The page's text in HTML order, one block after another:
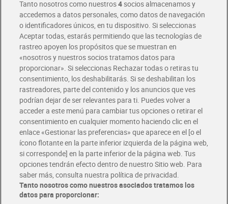
Crema adhesiva para
prótesis dental Dia Botikit
40 g
2,80 € (7,00 €/100 GR.)
Añadir
Pasta de dientes ultra gel
fresh Dia Imaqe 75 ml
1,10 € (1,47 €/100 ML.)
Añadir
Tanto nosotros como nuestros4socios almacenamos y
accedemos a datos personales, como datos de navegación
o identificadores únicos, en tu dispositivo. Si seleccionas
Aceptar todas, estarás permitiendo que las tecnologías de
rastreo apoyen los propósitos que se muestran en
«nosotros y nuestros socios tratamos datos para
proporcionar». Si seleccionas Rechazar todas o retiras tu
consentimiento, los deshabilitarás. Si se deshabilitan los
rastreadores, parte del contenido y los anuncios que ves
podrían dejar de ser relevantes para ti. Puedes volver a
acceder a este menú para cambiar tus opciones o retirar el
consentimiento en cualquier momento haciendo clic en el
enlace «Gestionar las preferencias» que aparece en el [o el
ícono flotante en la parte inferior izquierda de la página web,
si corresponde] en la parte inferior de la página web. Tus
opciones tendrán efecto dentro de nuestro Sitio web. Para
saber más, consulta nuestra política de privacidad.
Tanto nosotros como nuestros asociados tratamos los
datos para proporcionar: